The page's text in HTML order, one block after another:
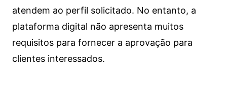
atendem ao perfil solicitado. No entanto, a
plataforma digital não apresenta muitos
requisitos para fornecer a aprovação para
clientes interessados.